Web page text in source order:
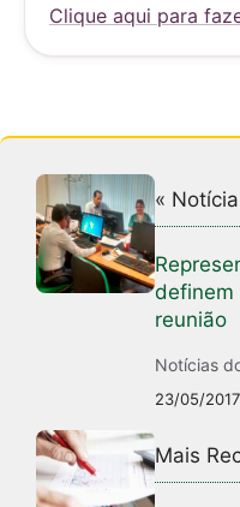
A
p
b
o
k
Clique aqui para
«
definem
reunião
Notícias
23/05/2017
Mais